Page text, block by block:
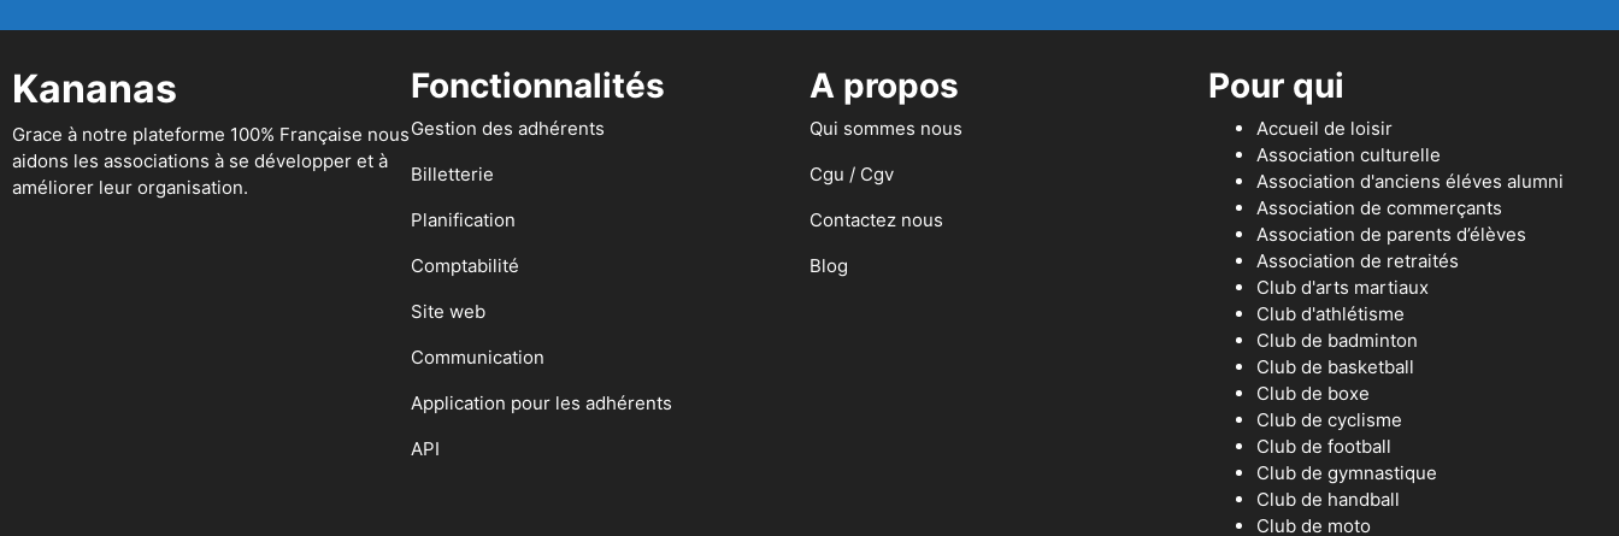
Kananas
Grace à notre plateforme 100% Française nous
aidons les associations à se développer et à
améliorer leur organisation.
Fonctionnalités
Gestion des adhérents
Billetterie
Planification
Comptabilité
Site web
Communication
Application pour les adhérents
API
A propos
Qui sommes nous
Cgu / Cgv
Contactez nous
Blog
Pour qui
Accueil de loisir
Association culturelle
Association d'anciens éléves alumni
Association de commerçants
Association de parents d’élèves
Association de retraités
Club d'arts martiaux
Club d'athlétisme
Club de badminton
Club de basketball
Club de boxe
Club de cyclisme
Club de football
Club de gymnastique
Club de handball
Club de moto